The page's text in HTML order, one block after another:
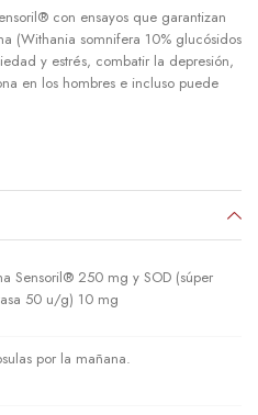
con ensayos que garantizan
(Withania somnifera 10% glucósidos
y estrés, combatir la depresión,
en los hombres e incluso puede
Sensoril® 250 mg y SOD (súper
50 u/g) 10 mg
por la mañana.